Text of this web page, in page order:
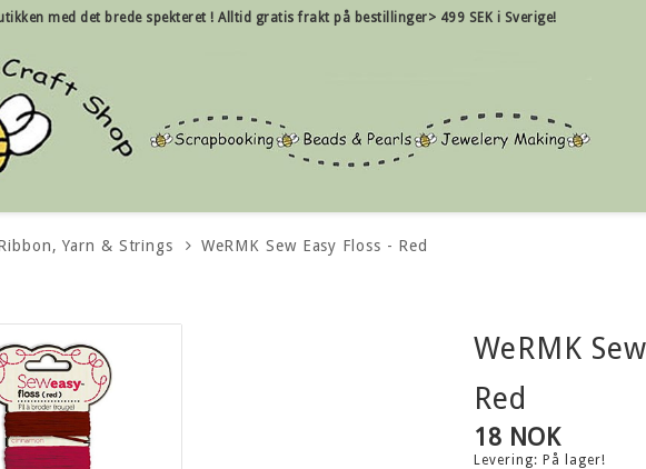
med det brede spekteret ! Alltid gratis frakt på bestillinger> 499 SEK i Sverige!
Yarn & Strings WeRMK Sew Easy Floss - Red
WeRMK
Red
18 NOK
Levering: På lager!